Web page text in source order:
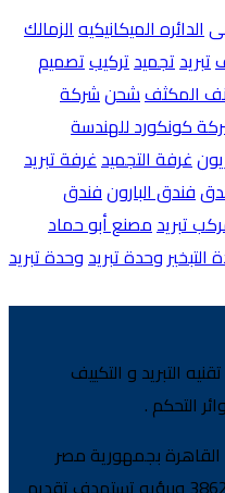
الدائره الميكانيكيهالزمالك
تبريدتجميدتركيبتصميم
المكثفشحنشركة
كونكورد للهندسة
غرفة التجميدغرفة تبريد
فندق البارونفندق
تبريدمصنع أبو حماد
التبخير وحدة تبريدوحدة تبريد
التبريد و التكييف
التحكم .
2009 فى مدينة القاهرة بجمهورية مصر